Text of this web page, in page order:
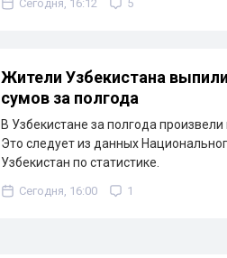
Сегодня, 16:12 5
Жители Узбекистана
сумов за полгода
В Узбекистане за полгода
Это следует из данных
Узбекистан по статистике.
Сегодня, 16:00 1